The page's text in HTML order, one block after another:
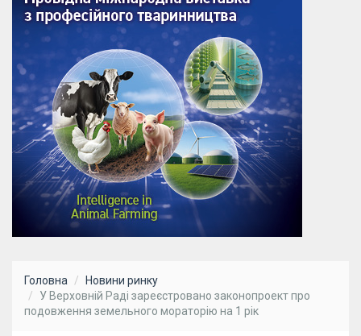
Головна
Новини ринку
У Верховній Раді зареєстровано законопроект про
подовження земельного мораторію на 1 рік